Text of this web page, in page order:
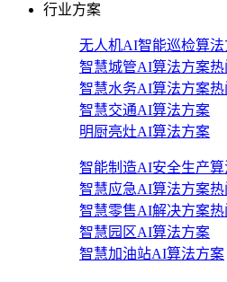
行业方案
无人机AI智能巡检算法
智慧城管AI算法方案热
智慧水务AI算法方案热
智慧交通AI算法方案
明厨亮灶AI算法方案
智能制造AI安全生产
智慧应急AI算法方案热
智慧零售AI解决方案热
智慧园区AI算法方案
智慧加油站AI算法方案